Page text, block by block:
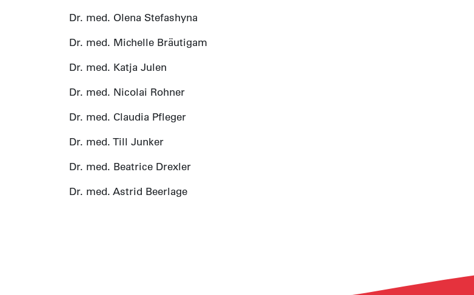
Dr. med. Olena Stefashyna
Dr. med. Michelle Bräutigam
Dr. med. Katja Julen
Dr. med. Nicolai Rohner
Dr. med. Claudia Pfleger
Dr. med. Till Junker
Dr. med. Beatrice Drexler
Dr. med. Astrid Beerlage